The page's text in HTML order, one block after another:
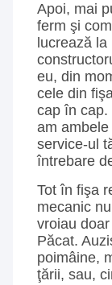
Apoi, mai
ferm şi
lucrează
eu, din
cele din
cap în cap.
am
service-ul
întrebare
Tot în fişa
mecanic
vroiau
Păcat.
poimâine,
ţării, sau,